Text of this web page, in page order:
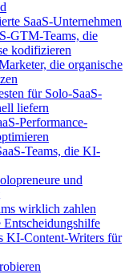
SaaS-Unternehmen
GTM-Teams, die
kodifizieren
die organische
für Solo-SaaS-
liefern
Performance-
Teams, die KI-
und
wirklich zahlen
Entscheidungshilfe
KI-Content-Writers für